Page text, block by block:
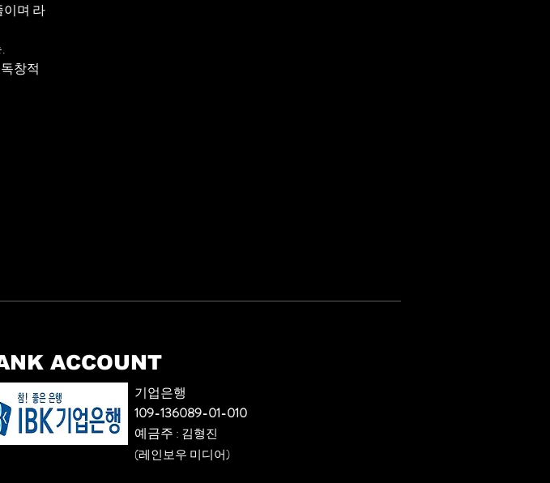
이며 라
창적
ACCOUNT
기업은행
109-136089-01-010
​예금주 : 김형진
(레인보우 미디어)